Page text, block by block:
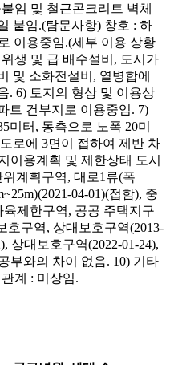
임 및 철근콘크리트 벽체
붙임.(탐문사항) 창호 : 하
이용중임.(세부 이용 상황
생 및 급 배수설비, 도시가
및 소화전설비, 열병합에
. 6) 토지의 형상 및 이용상
트 건부지로 이용중임. 7)
미터, 동측으로 노폭 20미
로에 3면이 접하여 제반 차
이용계획 및 제한상태 도시
계획구역, 대로1류(폭
04-01)(접함), 중
육제한구역, 공공 주택지구
호구역, 상대보호구역(2013-
상대보호구역(2022-01-24),
부와의 차이 없음. 10) 기타
계 : 미상임.